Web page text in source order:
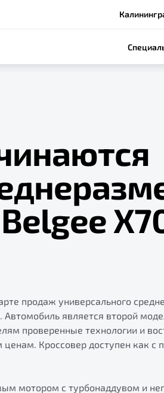
продаж универсального
Автомобиль является второй
проверенные технологии и
Кроссовер доступен как с
мотором с турбонаддувом и